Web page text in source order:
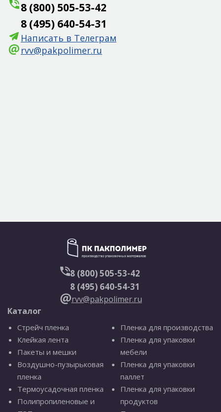
8 (800) 505-53-42
8 (495) 640-54-31
Написать в Телеграм
rvv@pakpolimer.ru
8 (800) 505-53-42
8 (495) 640-54-31
rvv@pakpolimer.ru
Каталог
Стрейч пленка
Клейкая лента
Пакеты и мешки
Воздушно-пузырьковая
пленка
Термоусадочная пленка
Полипропиленовые и
Пленка для производства
Пленка для упаковки
мебели
Пленка для упаковки
паллет
Пленка для упаковки
продуктов